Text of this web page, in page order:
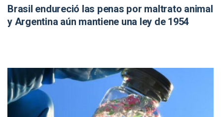
Brasil endureció las penas por maltrato animal
y Argentina aún mantiene una ley de 1954